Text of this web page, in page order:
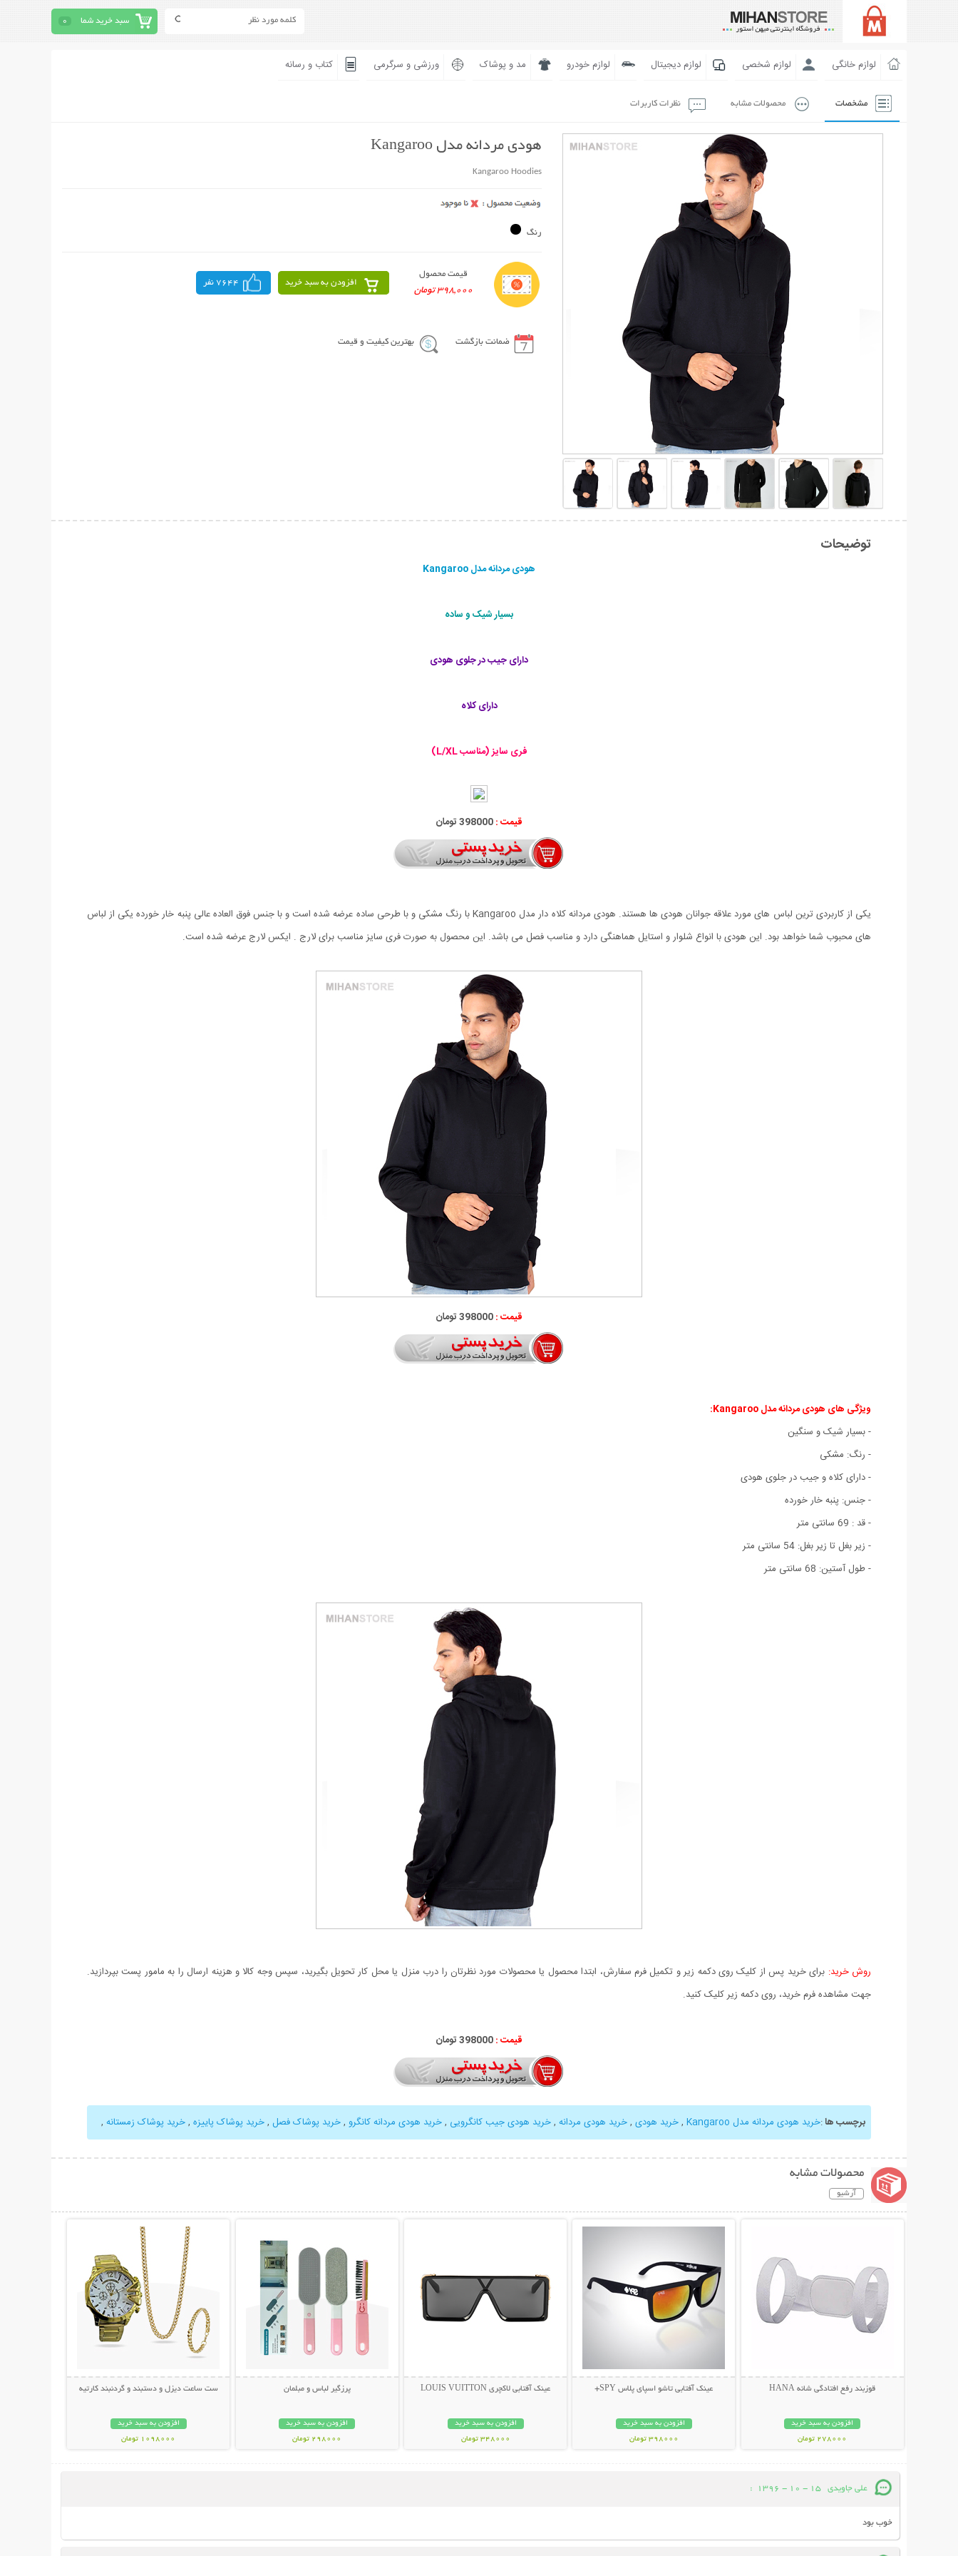
سبد خرید شما 0
لوازم خانگی لوازم شخصی لوازم دیجیتال لوازم خودرو مد و پوشاک ورزشی و سرگرمی کتاب و رسانه
مشخصات محصولات مشابه نظرات کاربرات
هودی مردانه مدل Kangaroo
Kangaroo Hoodies
رنگ
قیمت محصول
398,000 تومان
افزودن به سبد خرید 7644 نفر
ضمانت بازگشت بهترین کیفیت و قیمت
توضیحات
هودی مردانه مدل Kangaroo
بسیار شیک و ساده
دارای جیب در جلوی هودی
دارای کلاه
فری سایز (مناسب L/XL)
قیمت :398000 تومان
یکی از کاربردی ترین لباس های مورد علاقه جوانان هودی ها هستند. هودی مردانه کلاه دار مدل Kangaroo با رنگ مشکی و با طرحی ساده عرضه شده است و با جنس فوق العاده عالی پنبه خار خورده یکی از لباس
های محبوب شما خواهد بود. این هودی با انواع شلوار و استایل هماهنگی دارد و مناسب فصل می باشد. این محصول به صورت فری سایز مناسب برای لارج . ایکس لارج عرضه شده است.
قیمت :398000 تومان
ویژگی های هودی مردانه مدل Kangaroo:
- بسیار شیک و سنگین
- رنگ: مشکی
- دارای کلاه و جیب در جلوی هودی
- جنس: پنبه خار خورده
- قد : 69 سانتی متر
- زیر بغل تا زیر بغل: 54 سانتی متر
- طول آستین: 68 سانتی متر
روش خرید: برای خرید پس از کلیک روی دکمه زیر و تکمیل فرم سفارش، ابتدا محصول یا محصولات مورد نظرتان را درب منزل یا محل کار تحویل بگیرید، سپس وجه کالا و هزینه ارسال را به مامور پست بپردازید.
جهت مشاهده فرم خرید، روی دکمه زیر کلیک کنید.
قیمت : 398000 تومان
برچسب ها:خرید هودی مردانه مدل Kangaroo ,خرید هودی ,خرید هودی مردانه ,خرید هودی جیب کانگرویی ,خرید هودی مردانه کانگرو ,خرید پوشاک فصل ,خرید پوشاک پاییزه ,خرید پوشاک زمستانه ,
محصولات مشابه
آرشیو
قوزبند رفع افتادگی شانه HANA
افزودن به سبد خرید
278000 تومان
عینک آفتابی تاشو اسپای پلاس SPY+
افزودن به سبد خرید
398000 تومان
عینک آفتابی لاکچری LOUIS VUITTON
افزودن به سبد خرید
348000 تومان
پرزگیر لباس و مبلمان
افزودن به سبد خرید
298000 تومان
ست ساعت دیزل و دستبند و گردنبند کارتیه
افزودن به سبد خرید
1098000 تومان
علی جاویدی 15 - 10 - 1396
:
خوب بود